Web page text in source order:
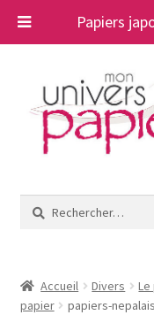
Papiers
navigation
contenu
A propos
Rechercher :
Accueil Divers
papier
papiers-